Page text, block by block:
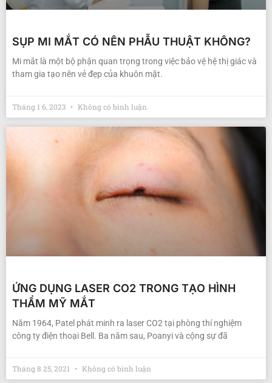
SỤP MI MẮT CÓ NÊN PHẪU THUẬT KHÔNG?
Mi mắt là một bộ phận quan trọng trong việc bảo vệ hệ thị giác và
tham gia tạo nên vẻ đẹp của khuôn mặt.
Tháng 1 6, 2023 Không có bình luận
ỨNG DỤNG LASER CO2 TRONG TẠO HÌNH
THẨM MỸ MẮT
Năm 1964, Patel phát minh ra laser CO2 tại phòng thí nghiệm
công ty điện thoại Bell. Ba năm sau, Poanyi và cộng sự đã
Tháng 8 25, 2021 Không có bình luận